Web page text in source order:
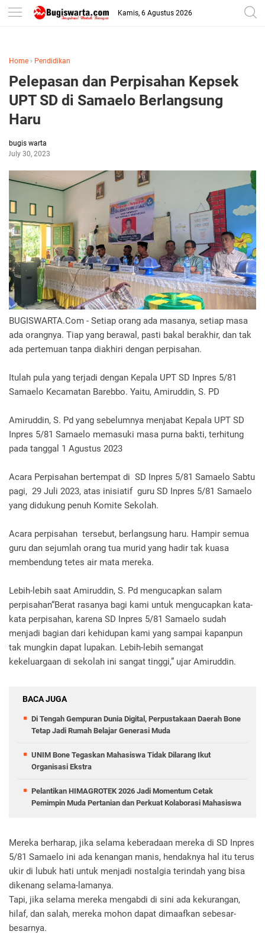
-->
Kamis, 6 Agustus 2026
Home › Pendidikan
Pelepasan dan Perpisahan Kepsek
UPT SD di Samaelo Berlangsung
Haru
bugis warta
July 30, 2023
BUGISWARTA.Com - Setiap orang ada masanya, setiap masa
ada orangnya. Tiap yang berawal, pasti bakal berakhir, dan tak
ada pertemuan tanpa diakhiri dengan perpisahan.
Itulah pula yang terjadi dengan Kepala UPT SD Inpres 5/81
Samaelo Kecamatan Barebbo. Yaitu, Amiruddin, S. PD
Amiruddin, S. Pd yang sebelumnya menjabat Kepala UPT SD
Inpres 5/81 Samaelo memasuki masa purna bakti, terhitung
pada tanggal 1 Agustus 2023
Acara Perpisahan bertempat di SD Inpres 5/81 Samaelo Sabtu
pagi, 29 Juli 2023, atas inisiatif guru SD Inpres 5/81 Samaelo
yang didukung penuh Komite Sekolah.
Acara perpisahan tersebut, berlangsung haru. Hampir semua
guru dan sejumlah orang tua murid yang hadir tak kuasa
membendung tetes air mata mereka.
Lebih-lebih saat Amiruddin, S. Pd mengucapkan salam
perpisahan“Berat rasanya bagi kami untuk mengucapkan kata-
kata perpisahan, karena SD Inpres 5/81 Samaelo sudah
menjadi bagian dari kehidupan kami yang sampai kapanpun
tak mungkin dapat lupakan. Lebih-lebih semangat
kekeluargaan di sekolah ini sangat tinggi,” ujar Amiruddin.
BACA JUGA
Di Tengah Gempuran Dunia Digital, Perpustakaan Daerah Bone
Tetap Jadi Rumah Belajar Generasi Muda
UNIM Bone Tegaskan Mahasiswa Tidak Dilarang Ikut
Organisasi Ekstra
Pelantikan HIMAGROTEK 2026 Jadi Momentum Cetak
Pemimpin Muda Pertanian dan Perkuat Kolaborasi Mahasiswa
Mereka berharap, jika selama keberadaan mereka di SD Inpres
5/81 Samaelo ini ada kenangan manis, hendaknya hal itu terus
ukir di lubuk hati untuk menjadi nostalgia terindah yang bisa
dikenang selama-lamanya.
Tapi, jika selama mereka mengabdi di sini ada kekurangan,
hilaf, dan salah, mereka mohon dapat dimaafkan sebesar-
besarnya.